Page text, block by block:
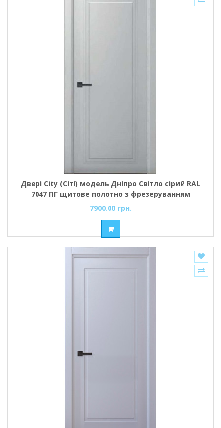
Двері City (Сіті) модель Дніпро Світло сірий RAL
7047 ПГ щитове полотно з фрезеруванням
7900.00 грн.